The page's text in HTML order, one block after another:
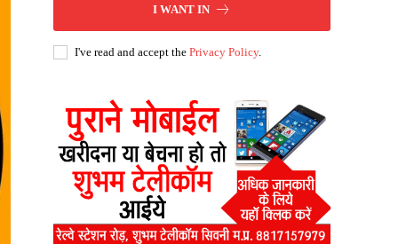
I WANT IN
I've read and accept thePrivacy Policy.